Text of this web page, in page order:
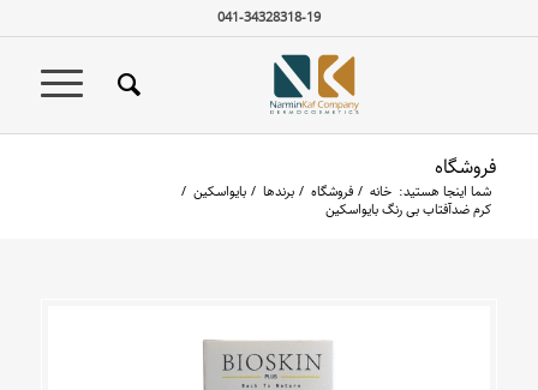
041-34328318-19
فروشگاه
شما اینجا هستید: خانه / فروشگاه / برندها / بایواسکین /
کرم ضدآفتاب بی رنگ بایواسکین